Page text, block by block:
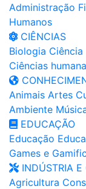
Administração
Humanos
CIÊNCIAS
Biologia Ciência
Ciências
Animais Artes
Ambiente
EDUCAÇÃO
Educação
Games e
INDÚSTRIA
Agricultura